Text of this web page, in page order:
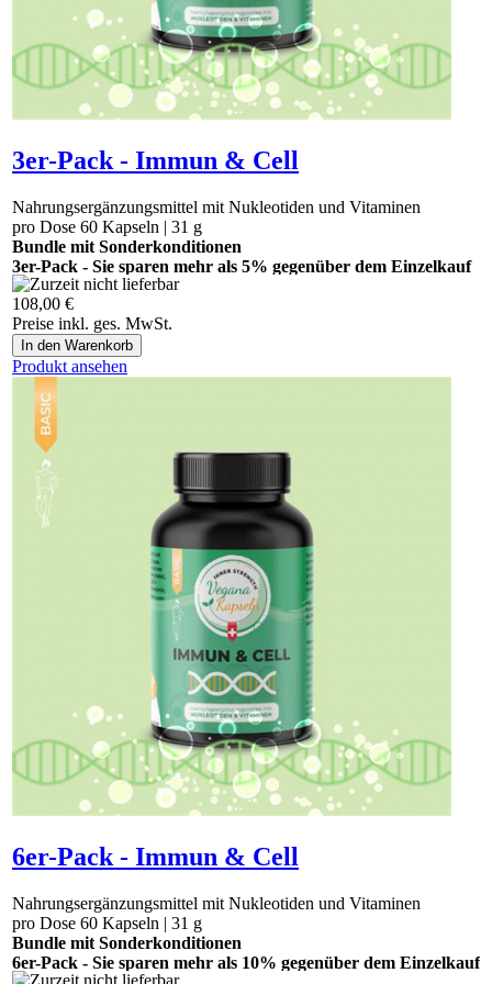
3er-Pack - Immun & Cell
Nahrungsergänzungsmittel mit Nukleotiden und Vitaminen
pro Dose 60 Kapseln | 31 g
Bundle mit Sonderkonditionen
3er-Pack - Sie sparen mehr als 5% gegenüber dem Einzelkauf
Bitte bestellen Sie das Produkt ab sofort hier:
https://vegananatura.ch/thuja.
108,00 €
Preise inkl. ges. MwSt.
Produkt ansehen
6er-Pack - Immun & Cell
Nahrungsergänzungsmittel mit Nukleotiden und Vitaminen
pro Dose 60 Kapseln | 31 g
Bundle mit Sonderkonditionen
6er-Pack - Sie sparen mehr als 10% gegenüber dem Einzelkauf